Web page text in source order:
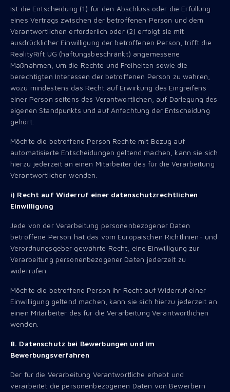
Ist die Entscheidung (1) für den Abschluss oder die Erfüllung
eines Vertrags zwischen der betroffenen Person und dem
Verantwortlichen erforderlich oder (2) erfolgt sie mit
ausdrücklicher Einwilligung der betroffenen Person, trifft die
RealityRift UG (haftungsbeschränkt) angemessene
Maßnahmen, um die Rechte und Freiheiten sowie die
berechtigten Interessen der betroffenen Person zu wahren,
wozu mindestens das Recht auf Erwirkung des Eingreifens
einer Person seitens des Verantwortlichen, auf Darlegung des
eigenen Standpunkts und auf Anfechtung der Entscheidung
gehört.
Möchte die betroffene Person Rechte mit Bezug auf
automatisierte Entscheidungen geltend machen, kann sie sich
hierzu jederzeit an einen Mitarbeiter des für die Verarbeitung
Verantwortlichen wenden.
i) Recht auf Widerruf einer datenschutzrechtlichen
Einwilligung
Jede von der Verarbeitung personenbezogener Daten
betroffene Person hat das vom Europäischen Richtlinien- und
Verordnungsgeber gewährte Recht, eine Einwilligung zur
Verarbeitung personenbezogener Daten jederzeit zu
widerrufen.
Möchte die betroffene Person ihr Recht auf Widerruf einer
Einwilligung geltend machen, kann sie sich hierzu jederzeit an
einen Mitarbeiter des für die Verarbeitung Verantwortlichen
wenden.
8. Datenschutz bei Bewerbungen und im
Bewerbungsverfahren
Der für die Verarbeitung Verantwortliche erhebt und
verarbeitet die personenbezogenen Daten von Bewerbern